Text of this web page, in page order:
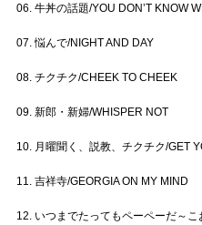
06. 牛丼の話題/YOU DON’T KNOW
07. 悩んで/NIGHT AND DAY
08. チクチク/CHEEK TO CHEEK
09. 新郎・新婦/WHISPER NOT
10. 月曜聞く、説教、チクチク/GET
11. 吉祥寺/GEORGIA ON MY MIND
12. いつまでたってもペーペーだ～こ